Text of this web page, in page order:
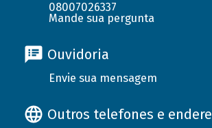
08007026337
Mande sua pergunta
Ouvidoria
Envie sua mensagem
Outros telefones e